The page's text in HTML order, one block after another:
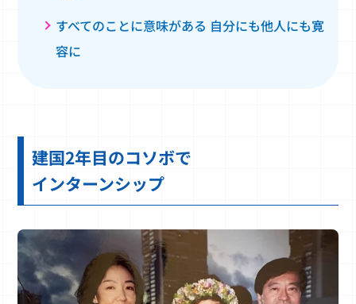
すべてのことに意味がある 自分にも他人にも寛
容に
建国2年目のコソボで
インターンシップ